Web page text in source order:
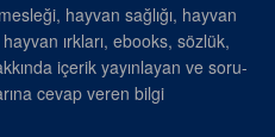
hayvan sağlığı, hayvan
ırkları, ebooks, sözlük,
içerik yayınlayan ve soru-
cevap veren bilgi